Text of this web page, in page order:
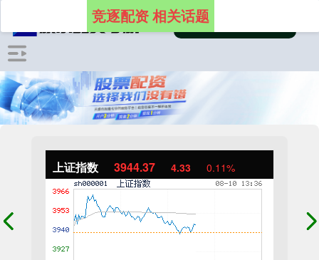
上证指数 3944.37 4.33 0.11%
竞逐配资 相关话题